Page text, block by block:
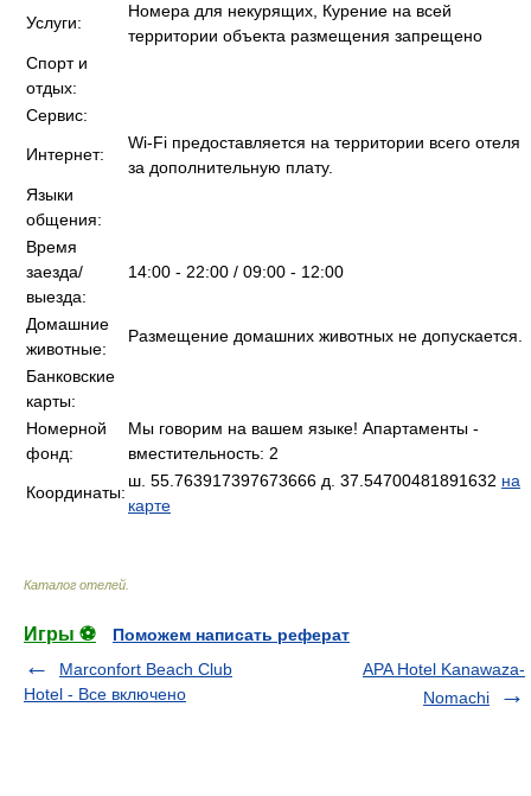
Услуги:
Номера для некурящих, Курение на всей
территории объекта размещения запрещено
Спорт и
отдых:
Сервис:
Интернет:
Wi-Fi предоставляется на территории всего отеля
за дополнительную плату.
Языки
общения:
Время
заезда/
выезда:
14:00 - 22:00 / 09:00 - 12:00
Домашние
животные:
Размещение домашних животных не допускается.
Банковские
карты:
Номерной
фонд:
Мы говорим на вашем языке! Апартаменты -
вместительность: 2
Координаты:
ш. 55.763917397673666 д. 37.54700481891632 на
карте
Каталог отелей
Игры ⚽
Поможем написать реферат
Marconfort Beach Club
Hotel - Все включено
APA Hotel Kanawaza-
Nomachi